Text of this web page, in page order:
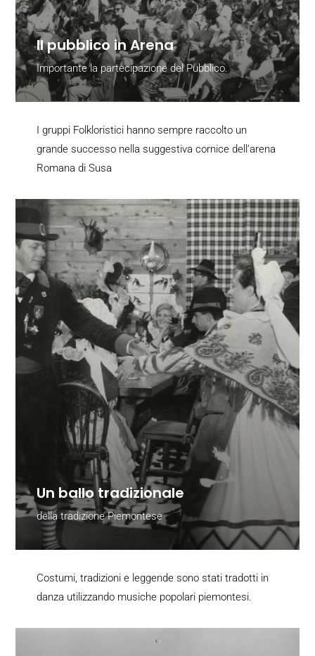
Il pubblico in Arena
Importante la partecipazione del Pubblico.
I gruppi Folkloristici hanno sempre raccolto un
grande successo nella suggestiva cornice dell’arena
Romana di Susa
Un ballo tradizionale
della tradizione Piemontese
Costumi, tradizioni e leggende sono stati tradotti in
danza utilizzando musiche popolari piemontesi.